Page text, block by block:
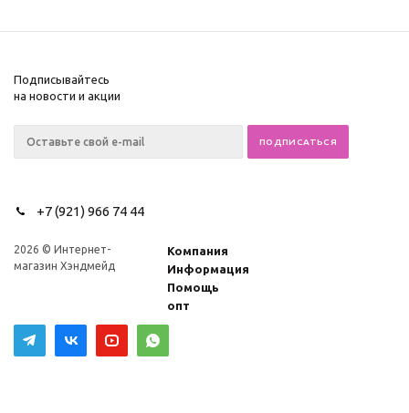
Подписывайтесь
на новости и акции
+7 (921) 966 74 44
2026 © Интернет-
магазин Хэндмейд
Компания
Информация
Помощь
опт